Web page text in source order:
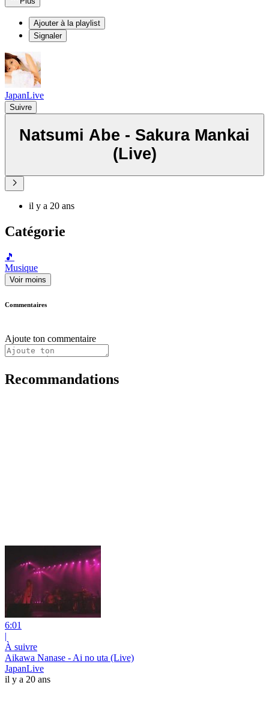
Ajouter à la playlist
Signaler
JapanLive
Suivre
Natsumi Abe - Sakura Mankai
(Live)
il y a 20 ans
Catégorie
🎵
Musique
Voir moins
Commentaires
Ajoute ton commentaire
Recommandations
6:01
|
À suivre
Aikawa Nanase - Ai no uta (Live)
JapanLive
il y a 20 ans